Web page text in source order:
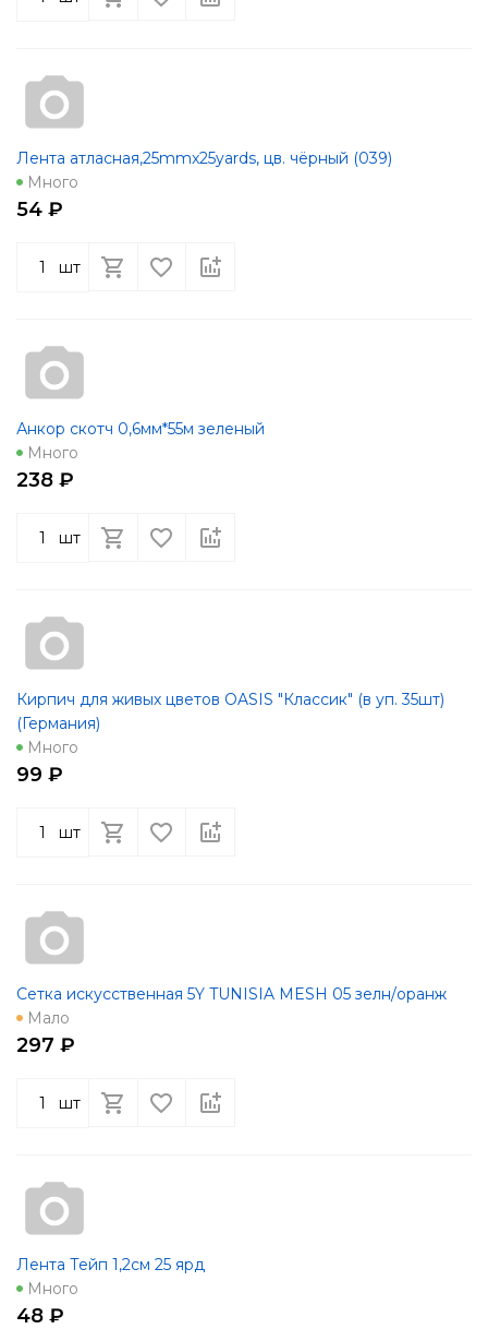
Лента атласная,25mmx25yards, цв. чёрный (039)
Много
54 ₽
шт
Анкор скотч 0,6мм*55м зеленый
Много
238 ₽
шт
Кирпич для живых цветов OASIS "Классик" (в уп. 35шт)
(Германия)
Много
99 ₽
шт
Сетка искусственная 5Y TUNISIA MESH 05 зелн/оранж
Мало
297 ₽
шт
Лента Тейп 1,2см 25 ярд
Много
48 ₽